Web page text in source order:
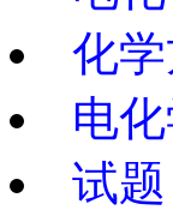
化
电
试题